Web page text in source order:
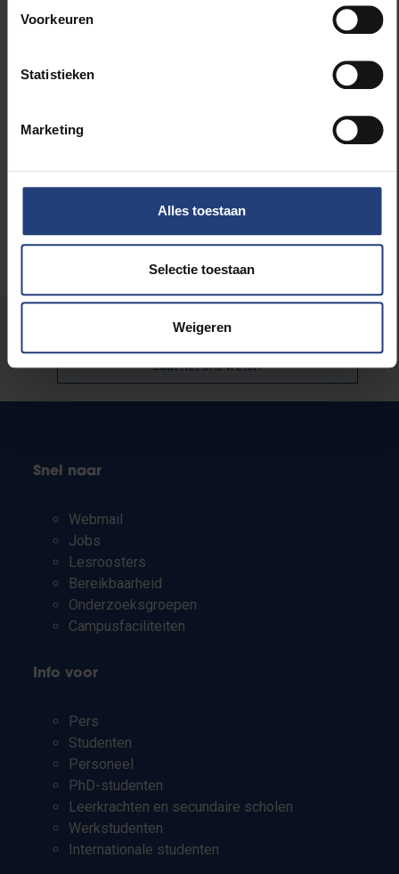
Voorkeuren
Statistieken
Marketing
Alles toestaan
Selectie toestaan
Weigeren
Stond er een fout op deze pagina?
Laat het ons weten
Snel naar
Webmail
Jobs
Lesroosters
Bereikbaarheid
Onderzoeksgroepen
Campusfaciliteiten
Info voor
Pers
Studenten
Personeel
PhD-studenten
Leerkrachten en secundaire scholen
Werkstudenten
Internationale studenten